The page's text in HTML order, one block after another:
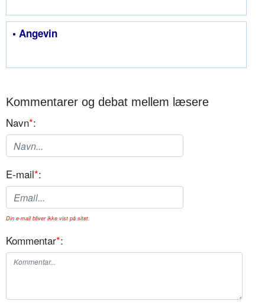
• Angevin
Kommentarer og debat mellem læsere
Navn*:
E-mail*:
Din e-mail bliver ikke vist på sitet.
Kommentar*: